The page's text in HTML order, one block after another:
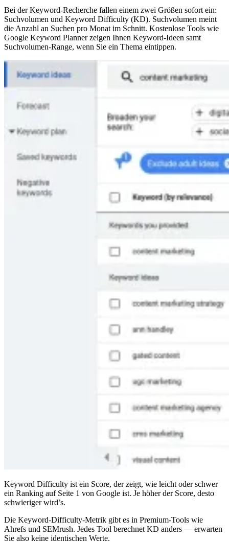
Bei der Keyword-Recherche fallen einem zwei Größen sofort ein:
Suchvolumen und Keyword Difficulty (KD). Suchvolumen meint
die Anzahl an Suchen pro Monat im Schnitt. Kostenlose Tools wie
Google Keyword Planner zeigen Ihnen Keyword-Ideen samt
Suchvolumen-Range, wenn Sie ein Thema eintippen.
Keyword Difficulty ist ein Score, der zeigt, wie leicht oder schwer
ein Ranking auf Seite 1 von Google ist. Je höher der Score, desto
schwieriger wird’s.
Die Keyword-Difficulty-Metrik gibt es in Premium-Tools wie
Ahrefs und SEMrush. Jedes Tool berechnet KD anders — erwarten
Sie also keine identischen Werte.